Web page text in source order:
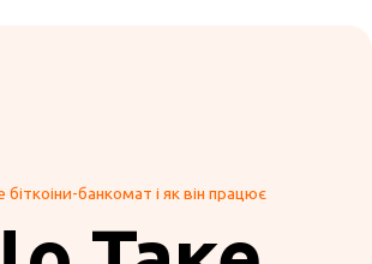
банкомат і як він працює